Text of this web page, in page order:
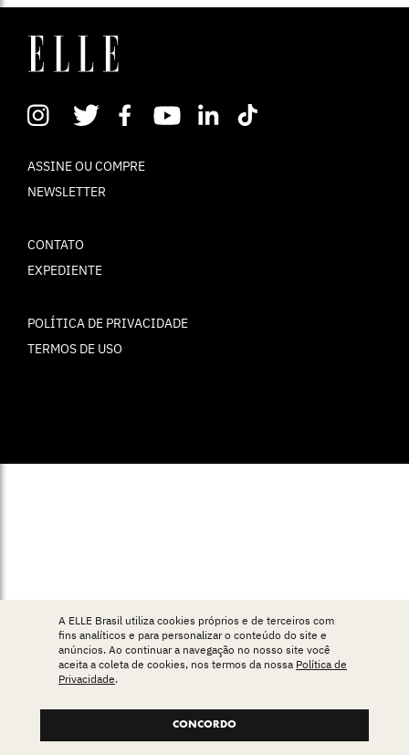
ASSINE OU COMPRE
NEWSLETTER
CONTATO
EXPEDIENTE
POLÍTICA DE PRIVACIDADE
TERMOS DE USO
A ELLE Brasil utiliza cookies próprios e de terceiros com
fins analíticos e para personalizar o conteúdo do site e
anúncios. Ao continuar a navegação no nosso site você
aceita a coleta de cookies, nos termos da nossa Política de
Privacidade.
CONCORDO